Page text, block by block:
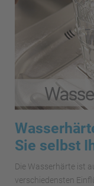
Sie selbst
Die Wasserhärte ist
verschiedensten